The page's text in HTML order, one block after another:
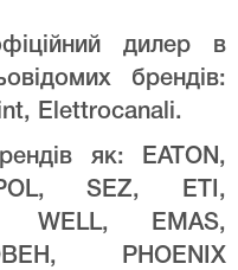
дилер в
брендів:
Elettrocanali.
як: EATON,
SEZ, ETI,
WELL, EMAS,
PHOENIX